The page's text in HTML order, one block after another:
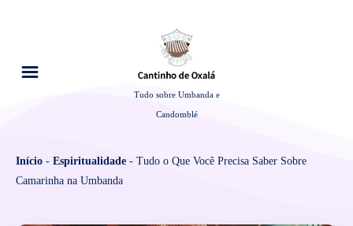
Tudo sobre Umbanda e
Candomblé
Início - Espiritualidade - Tudo o Que Você Precisa Saber Sobre
Camarinha na Umbanda